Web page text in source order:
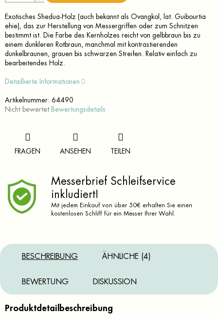
Exotisches Shedua-Holz (auch bekannt als Ovangkol, lat. Guibourtia
ehie), das zur Herstellung von Messergriffen oder zum Schnitzen
bestimmt ist. Die Farbe des Kernholzes reicht von gelbbraun bis zu
einem dunkleren Rotbraun, manchmal mit kontrastierenden
dunkelbraunen, grauen bis schwarzen Streifen. Relativ einfach zu
bearbeitendes Holz.
Detaillierte Informationen
Artikelnummer: 64490
Die
Nicht bewertet Bewertungsdetails
FRAGEN ANSEHEN TEILEN
Messerbrief Schleifservice
inkludiert!
Mit jedem Einkauf von über 50€ erhalten Sie einen
kostenlosen Schliff für ein Messer Ihrer Wahl.
BESCHREIBUNG ÄHNLICHE (4)
BEWERTUNG DISKUSSION
Produktdetailbeschreibung